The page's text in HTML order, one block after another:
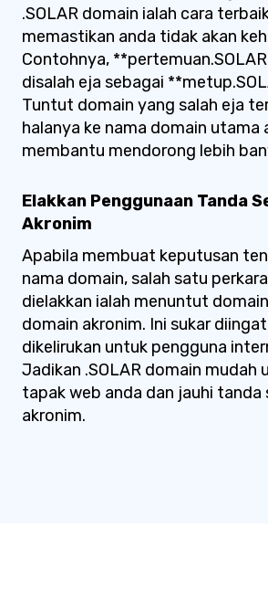
.SOLAR domain ialah cara
memastikan anda tidak akan
Contohnya,
disalah eja sebagai
Tuntut domain yang salah eja
halanya ke nama domain utama
membantu mendorong lebih
Elakkan Penggunaan Tanda
Akronim
Apabila membuat keputusan
nama domain, salah satu
dielakkan ialah menuntut
domain akronim. Ini sukar
dikelirukan untuk pengguna
Jadikan .SOLAR domain mudah
tapak web anda dan jauhi tanda
akronim.